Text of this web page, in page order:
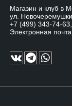
Магазин и клуб в
ул.
+7 (499) 343-74-63
Электронная